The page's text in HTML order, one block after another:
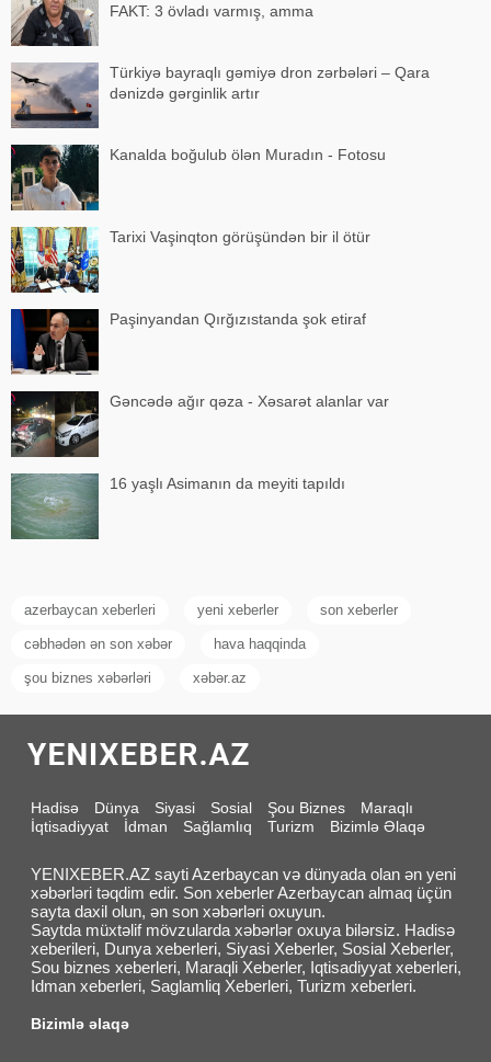
FAKT: 3 övladı varmış, amma
Türkiyə bayraqlı gəmiyə dron zərbələri – Qara
dənizdə gərginlik artır
Kanalda boğulub ölən Muradın - Fotosu
Tarixi Vaşinqton görüşündən bir il ötür
Paşinyandan Qırğızıstanda şok etiraf
Gəncədə ağır qəza - Xəsarət alanlar var
16 yaşlı Asimanın da meyiti tapıldı
azerbaycan xeberleri yeni xeberler son xeberler
cəbhədən ən son xəbər hava haqqinda
şou biznes xəbərləri xəbər.az
Hadisə Dünya Siyasi Sosial Şou Biznes
Maraqlı
İqtisadiyyat
İdman Sağlamlıq Turizm Bizimlə Əlaqə
YENIXEBER.AZ sayti Azerbaycan və dünyada olan ən yeni
xəbərləri təqdim edir. Son xeberler Azerbaycan almaq üçün
sayta daxil olun, ən son xəbərləri oxuyun.
Saytda müxtəlif mövzularda xəbərlər oxuya bilərsiz. Hadisə
xeberileri, Dunya xeberleri, Siyasi Xeberler, Sosial Xeberler,
Sou biznes xeberleri, Maraqli Xeberler, Iqtisadiyyat xeberleri,
Idman xeberleri, Saglamliq Xeberleri, Turizm xeberleri.
Bizimlə əlaqə